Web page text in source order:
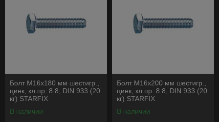
Болт М16х180 мм шестигр.,
цинк, кл.пр. 8.8, DIN 933 (20
кг) STARFIX
В наличии
Болт М16х200 мм шестигр.,
цинк, кл.пр. 8.8, DIN 933 (20
кг) STARFIX
В наличии